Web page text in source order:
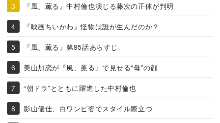
『風、薫る』中村倫也演じる藤次の正体が判明
『映画ちいかわ』怪物は誰が生んだのか？
『風、薫る』第95話あらすじ
美山加恋が『風、薫る』で見せる“母”の顔
“朝ドラ”とともに躍進した中村倫也
影山優佳、白ワンピ姿でスタイル際立つ